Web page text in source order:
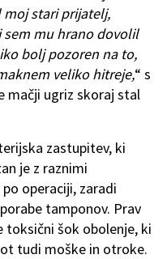
moj stari prijatelj,
sem mu hrano dovolil
bolj pozoren na to,
veliko hitreje,“ s
mačji ugriz skoraj stal
zastupitev, ki
je z raznimi
operaciji, zaradi
tamponov. Prav
toksični šok obolenje, ki
tudi moške in otroke.